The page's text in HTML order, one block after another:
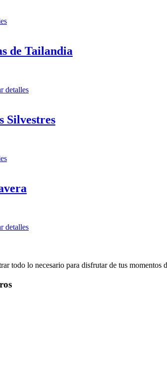
de Tailandia
detalles
Silvestres
detalles
todo lo necesario para disfrutar de tus momentos